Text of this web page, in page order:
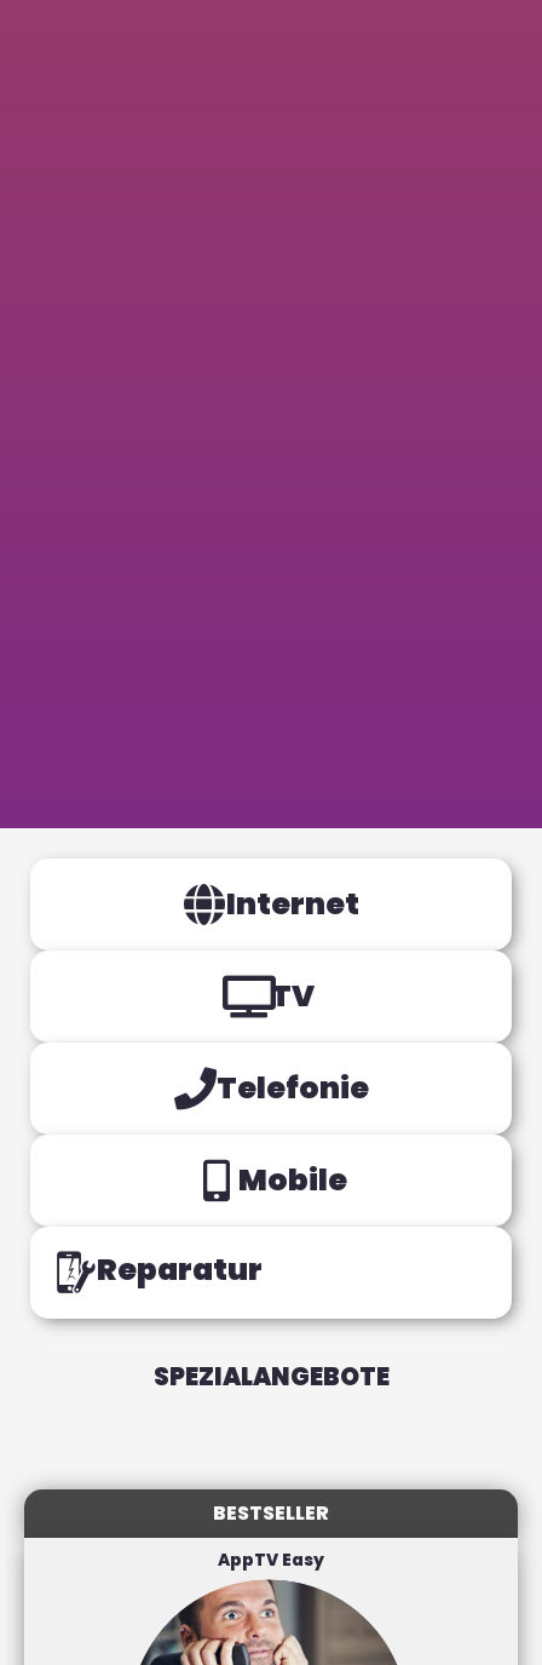
Internet
TV
Telefonie
Mobile
Reparatur
SPEZIALANGEBOTE
BESTSELLER
AppTV Easy